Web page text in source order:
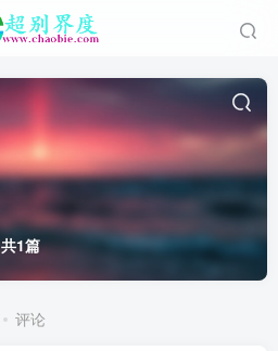
共1篇
评论